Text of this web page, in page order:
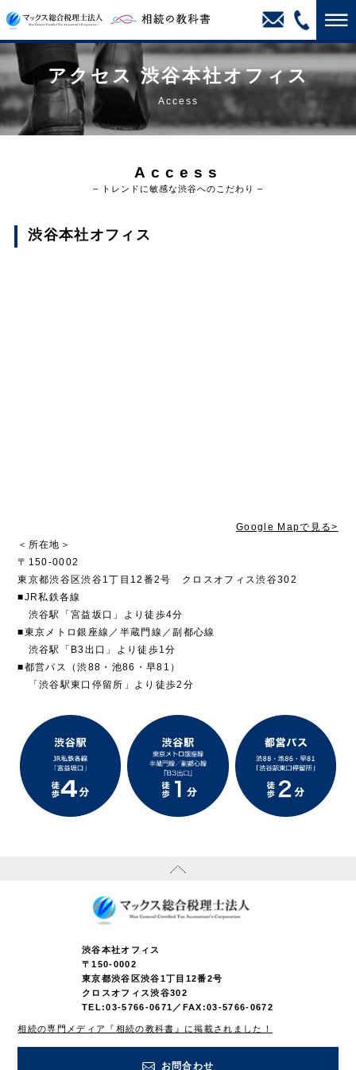
アクセス 渋谷本社オフィス
Access
Access
– トレンドに敏感な渋谷へのこだわり –
渋谷本社オフィス
Google Mapで見る>
＜所在地＞
〒150-0002
東京都渋谷区渋谷1丁目12番2号 クロスオフィス渋谷302
■JR私鉄各線
渋谷駅「宮益坂口」より徒歩4分
■東京メトロ銀座線／半蔵門線／副都心線
渋谷駅「B3出口」より徒歩1分
■都営バス（渋88・池86・早81）
「渋谷駅東口停留所」より徒歩2分
渋谷本社オフィス
〒150-0002
東京都渋谷区渋谷1丁目12番2号
クロスオフィス渋谷302
TEL:03-5766-0671／FAX:03-5766-0672
相続の専門メディア『相続の教科書』に掲載されました！
お問合わせ